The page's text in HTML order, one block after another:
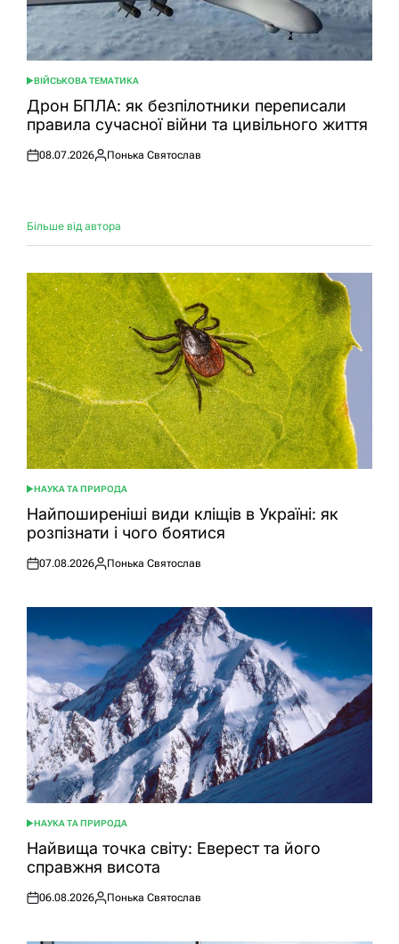
ОПУБЛІКУВАТИ
У
ВІЙСЬКОВА ТЕМАТИКА
Дрон БПЛА: як безпілотники переписали
правила сучасної війни та цивільного життя
Оприлюднено
08.07.2026
Опубліковано
Понька Святослав
Більше від автора
ОПУБЛІКУВАТИ
У
НАУКА ТА ПРИРОДА
Найпоширеніші види кліщів в Україні: як
розпізнати і чого боятися
Оприлюднено
07.08.2026
Опубліковано
Понька Святослав
ОПУБЛІКУВАТИ
У
НАУКА ТА ПРИРОДА
Найвища точка світу: Еверест та його
справжня висота
Оприлюднено
06.08.2026
Опубліковано
Понька Святослав